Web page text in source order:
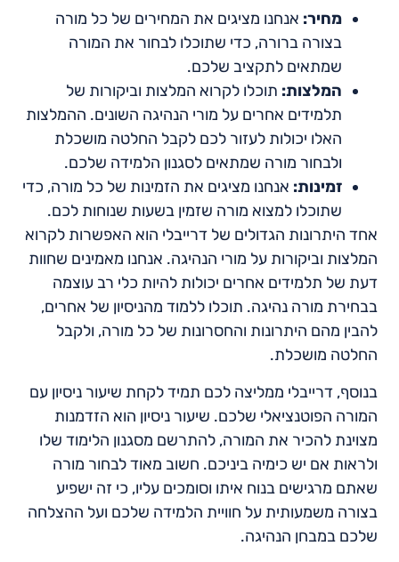
מחיר: אנחנו מציגים את המחירים של כל מורה
בצורה ברורה, כדי שתוכלו לבחור את המורה
שמתאים לתקציב שלכם.
המלצות: תוכלו לקרוא המלצות וביקורות של
תלמידים אחרים על מורי הנהיגה השונים. ההמלצות
האלו יכולות לעזור לכם לקבל החלטה מושכלת
ולבחור מורה שמתאים לסגנון הלמידה שלכם.
זמינות: אנחנו מציגים את הזמינות של כל מורה, כדי
שתוכלו למצוא מורה שזמין בשעות שנוחות לכם.
אחד היתרונות הגדולים של דרייבלי הוא האפשרות לקרוא
המלצות וביקורות על מורי הנהיגה. אנחנו מאמינים שחוות
דעת של תלמידים אחרים יכולות להיות כלי רב עוצמה
בבחירת מורה נהיגה. תוכלו ללמוד מהניסיון של אחרים,
להבין מהם היתרונות והחסרונות של כל מורה, ולקבל
החלטה מושכלת.
בנוסף, דרייבלי ממליצה לכם תמיד לקחת שיעור ניסיון עם
המורה הפוטנציאלי שלכם. שיעור ניסיון הוא הזדמנות
מצוינת להכיר את המורה, להתרשם מסגנון הלימוד שלו
ולראות אם יש כימיה ביניכם. חשוב מאוד לבחור מורה
שאתם מרגישים בנוח איתו וסומכים עליו, כי זה ישפיע
בצורה משמעותית על חוויית הלמידה שלכם ועל ההצלחה
שלכם במבחן הנהיגה.